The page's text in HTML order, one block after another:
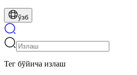
ўзб
Тег бўйича излаш